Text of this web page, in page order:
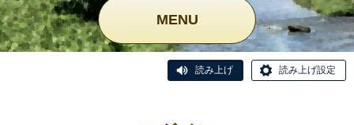
MENU
読み上げ 読み上げ設定